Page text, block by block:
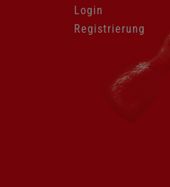
Login
Registrierung